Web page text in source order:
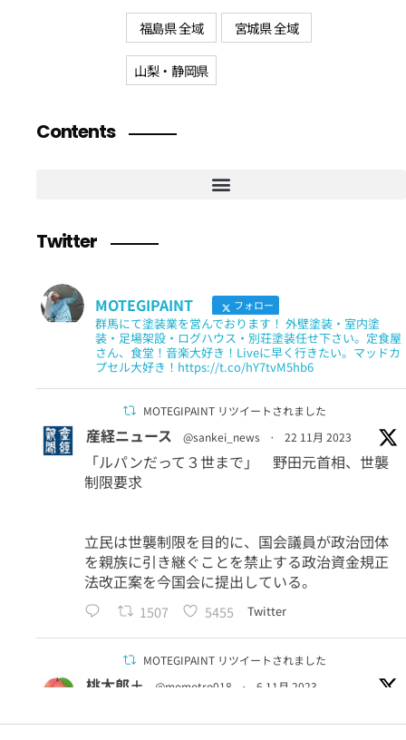
福島県 全域 宮城県 全域
山梨・静岡県
Contents
Twitter
MOTEGIPAINT フォロー
群馬にて塗装業を営んでおります！ 外壁塗装・室内塗
装・足場架設・ログハウス・別荘塗装任せ下さい。定食屋
さん、食堂！音楽大好き！Liveに早く行きたい。マッドカ
プセル大好き！https://t.co/hY7tvM5hb6
MOTEGIPAINT リツイートされました
産経ニュース @sankei_news · 22 11月 2023
「ルパンだって３世まで」 野田元首相、世襲
制限要求
立民は世襲制限を目的に、国会議員が政治団体
を親族に引き継ぐことを禁止する政治資金規正
法改正案を今国会に提出している。
1507 5455 Twitter
MOTEGIPAINT リツイートされました
桃太郎＋ @momotro018 · 6 11月 2023
「9億円」を突破